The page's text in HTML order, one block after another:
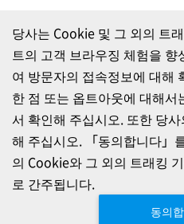
당사는 Cookie 및 그 외의 트
트의 고객 브라우징 체험을
여 방문자의 접속정보에 대해
한 점 또는 옵트아웃에 대해서
서 확인해 주십시오. 또한 당사
해 주십시오. 「동의합니다」
의 Cookie와 그 외의 트래킹
로 간주됩니다.
동의